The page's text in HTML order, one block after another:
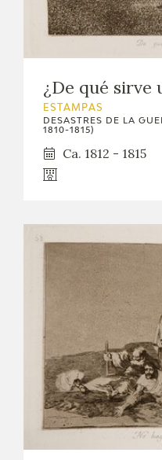
¿De qué sirve
ESTAMPAS
DESASTRES DE LA
1810-1815)
Ca. 1812 - 1815